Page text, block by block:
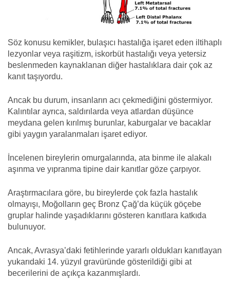
Söz konusu kemikler, bulaşıcı hastalığa işaret eden iltihaplı
lezyonlar veya raşitizm, iskorbüt hastalığı veya yetersiz
beslenmeden kaynaklanan diğer hastalıklara dair çok az
kanıt taşıyordu.
Ancak bu durum, insanların acı çekmediğini göstermiyor.
Kalıntılar ayrıca, saldırılarda veya atlardan düşünce
meydana gelen kırılmış burunlar, kaburgalar ve bacaklar
gibi yaygın yaralanmaları işaret ediyor.
İncelenen bireylerin omurgalarında, ata binme ile alakalı
aşınma ve yıpranma tipine dair kanıtlar göze çarpıyor.
Araştırmacılara göre, bu bireylerde çok fazla hastalık
olmayışı, Moğolların geç Bronz Çağ’da küçük göçebe
gruplar halinde yaşadıklarını gösteren kanıtlara katkıda
bulunuyor.
Ancak, Avrasya’daki fetihlerinde yararlı oldukları kanıtlayan
yukarıdaki 14. yüzyıl gravüründe gösterildiği gibi at
becerilerini de açıkça kazanmışlardı.